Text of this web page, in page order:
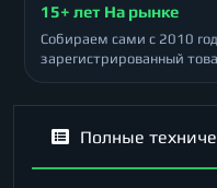
15+ лет На рынке
Собираем сами с 2010
зарегистрированный
Полные